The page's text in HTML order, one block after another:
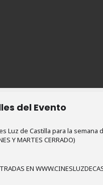
del Evento
Luz de Castilla para la semana
Y MARTES CERRADO)
EN